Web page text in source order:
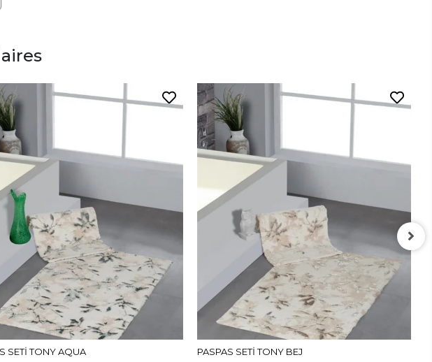
SETİ TONY AQUA PASPAS SETİ TONY BEJ